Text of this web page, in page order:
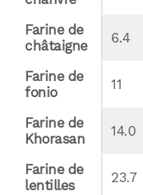
Farine de
châtaigne
6.4
Farine de
fonio
11
Farine de
Khorasan
14.0
Farine de
lentilles
23.7